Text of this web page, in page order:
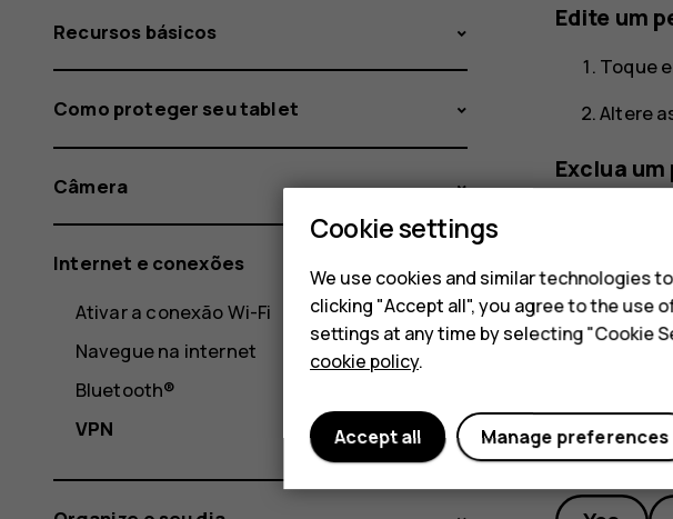
Edite um
Toque
Altere
Exclua um
Did you
Recursos básicos
Como proteger seu tablet
Câmera
Internet e conexões
Ativar a conexão Wi-Fi
Navegue na internet
Bluetooth®
VPN
Cookie settings
We use cookies and similar technologies
clicking "Accept all", you agree to the use
settings at any time by selecting "Cookie
cookie policy.
Manage preferences
Accept all